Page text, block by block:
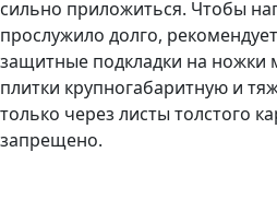
сильно приложиться. Чтобы
прослужило долго,
защитные подкладки на ножки
плитки крупногабаритную и
только через листы толстого
запрещено.